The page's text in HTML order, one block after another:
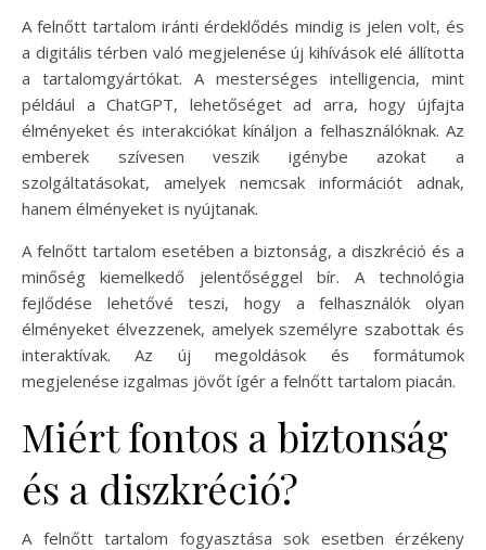
A felnőtt tartalom iránti érdeklődés mindig is jelen volt, és
a digitális térben való megjelenése új kihívások elé állította
a tartalomgyártókat. A mesterséges intelligencia, mint
például a ChatGPT, lehetőséget ad arra, hogy újfajta
élményeket és interakciókat kínáljon a felhasználóknak. Az
emberek szívesen veszik igénybe azokat a
szolgáltatásokat, amelyek nemcsak információt adnak,
hanem élményeket is nyújtanak.
A felnőtt tartalom esetében a biztonság, a diszkréció és a
minőség kiemelkedő jelentőséggel bír. A technológia
fejlődése lehetővé teszi, hogy a felhasználók olyan
élményeket élvezzenek, amelyek személyre szabottak és
interaktívak. Az új megoldások és formátumok
megjelenése izgalmas jövőt ígér a felnőtt tartalom piacán.
Miért fontos a biztonság
és a diszkréció?
A felnőtt tartalom fogyasztása sok esetben érzékeny